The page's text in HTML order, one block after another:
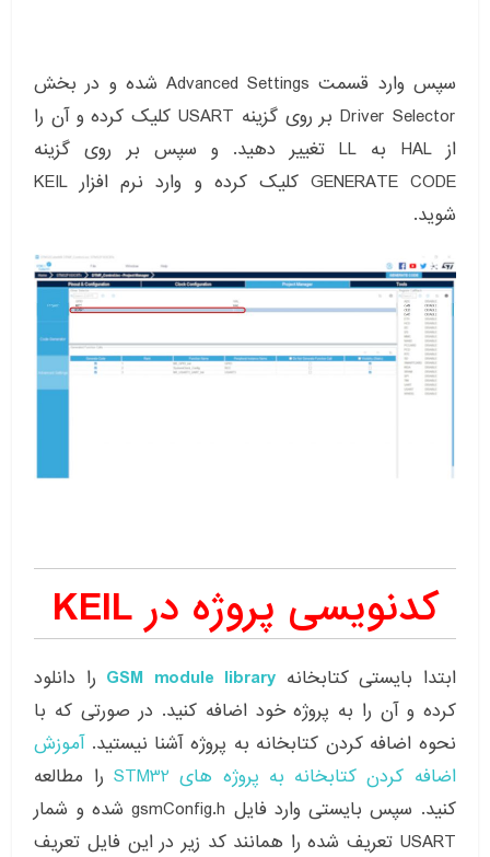
سپس وارد قسمت Advanced Settings شده و در بخش
Driver Selector بر روی گزینه USART کلیک کرده و آن را
از HAL به LL تغییر دهید. و سپس بر روی گزینه
GENERATE CODE کلیک کرده و وارد نرم افزار KEIL
شوید.
کدنویسی پروژه در KEIL
ابتدا بایستی کتابخانه GSM module library را دانلود
کرده و آن را به پروژه خود اضافه کنید. در صورتی که با
نحوه اضافه کردن کتابخانه به پروژه آشنا نیستید.آموزش
اضافه کردن کتابخانه به پروژه های STM32
را مطالعه
کنید. سپس بایستی وارد فایل gsmConfig.h شده و شمار
USART تعریف شده را همانند کد زیر در این فایل تعریف